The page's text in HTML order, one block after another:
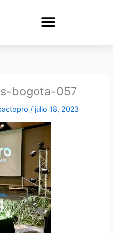
bogota-057
/ julio 18, 2023